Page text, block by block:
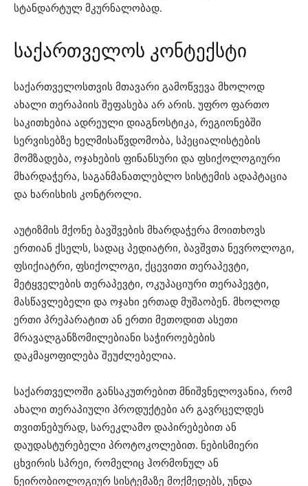
სტანდარტულ მკურნალობად.
საქართველოს კონტექსტი
საქართველოსთვის მთავარი გამოწვევა მხოლოდ
ახალი თერაპიის შეფასება არ არის. უფრო ფართო
საკითხებია ადრეული დიაგნოსტიკა, რეგიონებში
სერვისებზე ხელმისაწვდომობა, სპეციალისტების
მომზადება, ოჯახების ფინანსური და ფსიქოლოგიური
მხარდაჭერა, საგანმანათლებლო სისტემის ადაპტაცია
და ხარისხის კონტროლი.
აუტიზმის მქონე ბავშვების მხარდაჭერა მოითხოვს
ერთიან ქსელს, სადაც პედიატრი, ბავშვთა ნევროლოგი,
ფსიქიატრი, ფსიქოლოგი, ქცევითი თერაპევტი,
მეტყველების თერაპევტი, ოკუპაციური თერაპევტი,
მასწავლებელი და ოჯახი ერთად მუშაობენ. მხოლოდ
ერთი პრეპარატით ან ერთი მეთოდით ასეთი
მრავალგანზომილებიანი საჭიროებების
დაკმაყოფილება შეუძლებელია.
საქართველოში განსაკუთრებით მნიშვნელოვანია, რომ
ახალი თერაპიული პროდუქტები არ გავრცელდეს
თვითნებურად, სარეკლამო დაპირებებით ან
დაუდასტურებელი პროტოკოლებით. ნებისმიერი
ცხვირის სპრეი, რომელიც ჰორმონულ ან
ნეირობიოლოგიურ სისტემაზე მოქმედებს, უნდა